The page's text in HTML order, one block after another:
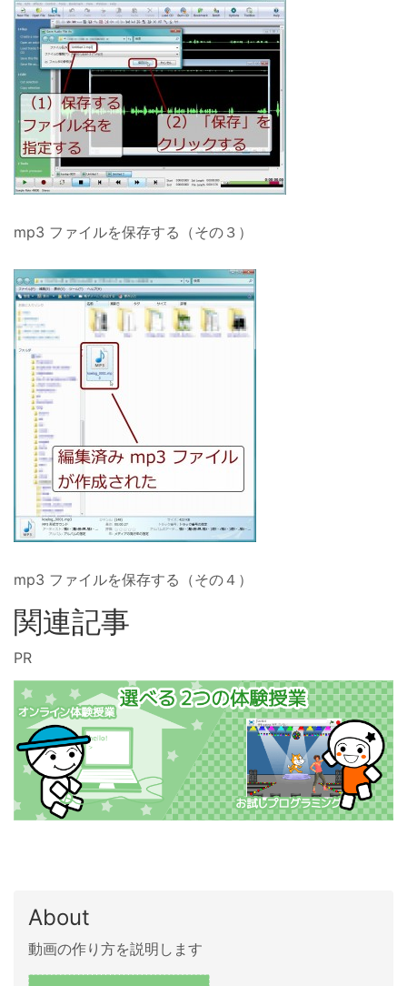
mp3 ファイルを保存する（その３）
mp3 ファイルを保存する（その４）
関連記事
PR
About
動画の作り方を説明します